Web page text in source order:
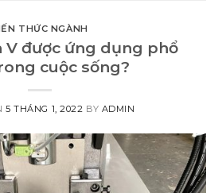
THỨC NGÀNH
V được ứng dụng phổ
cuộc sống?
5 THÁNG 1, 2022 BY ADMIN